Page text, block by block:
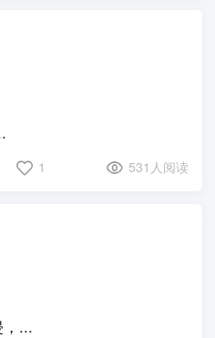
1 531人阅读
...